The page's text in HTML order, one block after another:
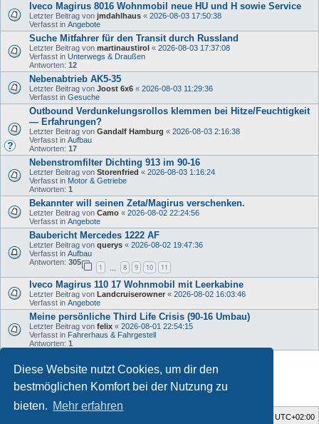
Diese Website nutzt Cookies, um dir den
bestmöglichen Komfort bei der Nutzung zu
bieten. Mehr erfahren
Iveco Magirus 8016 Wohnmobil neue HU und H sowie Service
Letzter Beitrag von jmdahlhaus « 2026-08-03 17:50:38
Verfasst in Angebote
Suche Mitfahrer für den Transit durch Russland
Letzter Beitrag von martinaustirol « 2026-08-03 17:37:08
Verfasst in Unterwegs & Draußen
Antworten: 12
Nebenabtrieb AK5-35
Letzter Beitrag von Joost 6x6 « 2026-08-03 11:29:36
Verfasst in Gesuche
Outbound Verdunkelungsrollos klemmen bei Hitze/Feuchtigkeit
— Erfahrungen?
Letzter Beitrag von Gandalf Hamburg « 2026-08-03 2:16:38
Verfasst in Aufbau
Antworten: 17
Nebenstromfilter Dichting 913 im 90-16
Letzter Beitrag von Storenfried « 2026-08-03 1:16:24
Verfasst in Motor & Getriebe
Antworten: 1
Bekannter will seinen Zeta/Magirus verschenken.
Letzter Beitrag von Camo « 2026-08-02 22:24:56
Verfasst in Angebote
Baubericht Mercedes 1222 AF
Letzter Beitrag von querys « 2026-08-02 19:47:36
Verfasst in Aufbau
Antworten: 305
1 8 9 10 11
Iveco Magirus 110 17 Wohnmobil mit Leerkabine
Letzter Beitrag von Landcruiserowner « 2026-08-02 16:03:46
Verfasst in Angebote
Meine persönliche Third Life Crisis (90-16 Umbau)
Letzter Beitrag von felix « 2026-08-01 22:54:15
Verfasst in Fahrerhaus & Fahrgestell
Antworten: 1
Die Suche ergab 34 Treffer • Seite1von
UTC+02:00